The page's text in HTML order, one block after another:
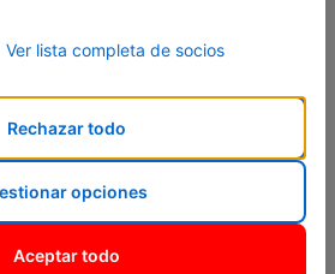
136 ë-DSC6
ë-DSC6 BUSINESS + Llantes
18'' Amber + Kit Antipunxada
Ver lista completa de socios
Rechazar todo
opciones
Aceptar todo